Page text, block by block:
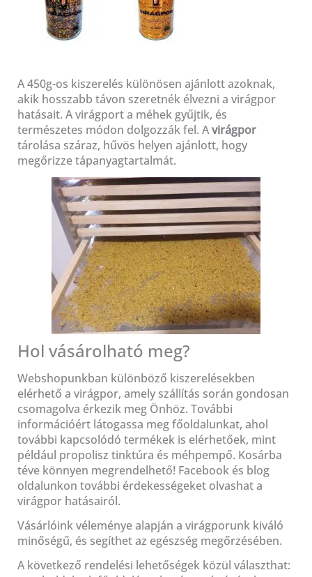
A 450g-os kiszerelés különösen ajánlott azoknak,
akik hosszabb távon szeretnék élvezni a virágpor
hatásait. A virágport a méhek gyűjtik, és
természetes módon dolgozzák fel. Avirágpor
tárolása száraz, hűvös helyen ajánlott, hogy
megőrizze tápanyagtartalmát.
Hol vásárolható meg?
Webshopunkban különböző kiszerelésekben
elérhető a virágpor, amely szállítás során gondosan
csomagolva érkezik meg Önhöz. További
információért látogassa meg főoldalunkat, ahol
további kapcsolódó termékek is elérhetőek, mint
például propolisz tinktúra és méhpempő. Kosárba
téve könnyen megrendelhető! Facebook és blog
oldalunkon további érdekességeket olvashat a
virágpor hatásairól.
Vásárlóink véleménye alapján a virágporunk kiváló
minőségű, és segíthet az egészség megőrzésében.
A következő rendelési lehetőségek közül választhat: